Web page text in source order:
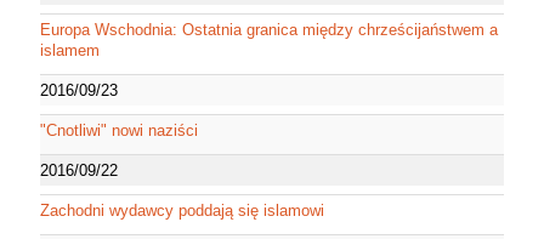
Europa Wschodnia: Ostatnia granica między chrześcijaństwem a
islamem
2016/09/23
"Cnotliwi" nowi naziści
2016/09/22
Zachodni wydawcy poddają się islamowi